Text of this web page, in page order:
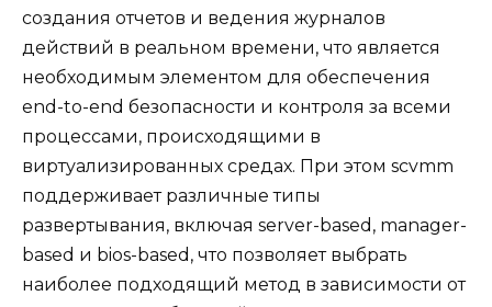
создания отчетов и ведения журналов
действий в реальном времени, что является
необходимым элементом для обеспечения
end-to-end безопасности и контроля за всеми
процессами, происходящими в
виртуализированных средах. При этом scvmm
поддерживает различные типы
развертывания, включая server-based, manager-
based и bios-based, что позволяет выбрать
наиболее подходящий метод в зависимости от